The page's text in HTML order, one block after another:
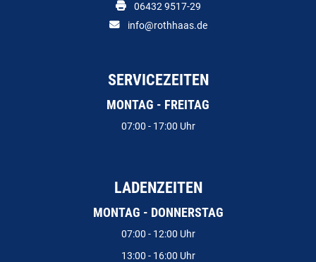
06432 9517-29
info@rothhaas.de
SERVICEZEITEN
MONTAG - FREITAG
07:00 - 17:00 Uhr
LADENZEITEN
MONTAG - DONNERSTAG
07:00 - 12:00 Uhr
13:00 - 16:00 Uhr